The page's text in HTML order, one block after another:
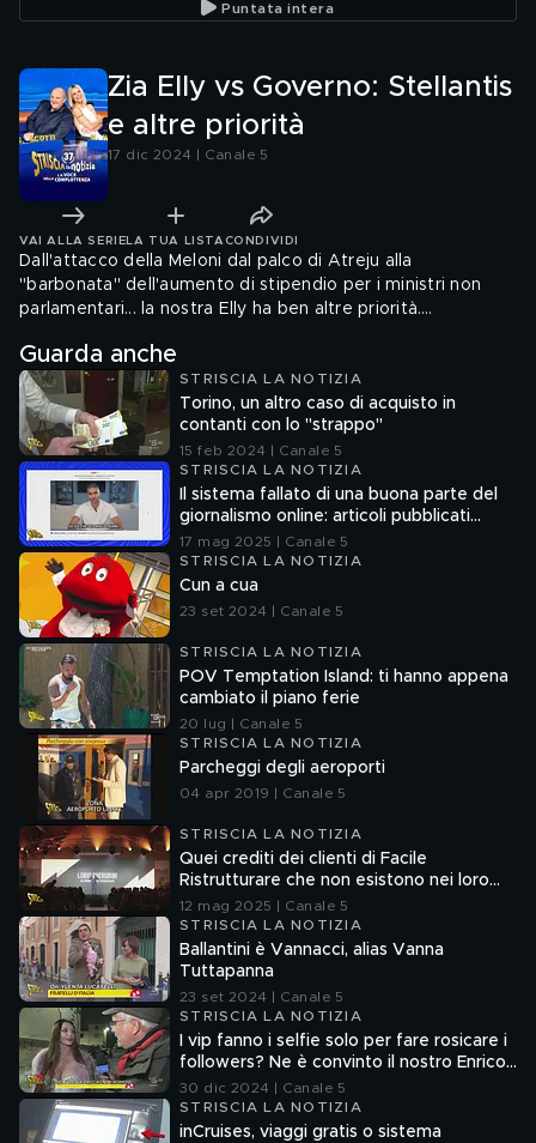
Puntata intera
Zia Elly vs Governo: Stellantis
e altre priorità
17 dic 2024 | Canale 5
VAI ALLA SERIE LA TUA LISTA CONDIVIDI
Dall'attacco della Meloni dal palco di Atreju alla
"barbonata" dell'aumento di stipendio per i ministri non
parlamentari... la nostra Elly ha ben altre priorità.
Guarda anche
STRISCIA LA NOTIZIA
Torino, un altro caso di acquisto in
contanti con lo "strappo"
15 feb 2024 | Canale 5
STRISCIA LA NOTIZIA
Il sistema fallato di una buona parte del
giornalismo online: articoli pubblicati
senza la verifica delle fonti
17 mag 2025 | Canale 5
STRISCIA LA NOTIZIA
Cun a cua
23 set 2024 | Canale 5
STRISCIA LA NOTIZIA
POV Temptation Island: ti hanno appena
cambiato il piano ferie
20 lug | Canale 5
STRISCIA LA NOTIZIA
Parcheggi degli aeroporti
04 apr 2019 | Canale 5
STRISCIA LA NOTIZIA
Quei crediti dei clienti di Facile
Ristrutturare che non esistono nei loro
sistemi informatici
12 mag 2025 | Canale 5
STRISCIA LA NOTIZIA
Ballantini è Vannacci, alias Vanna
Tuttapanna
23 set 2024 | Canale 5
STRISCIA LA NOTIZIA
I vip fanno i selfie solo per fare rosicare i
followers? Ne è convinto il nostro Enrico
Lucci
30 dic 2024 | Canale 5
STRISCIA LA NOTIZIA
inCruises, viaggi gratis o sistema